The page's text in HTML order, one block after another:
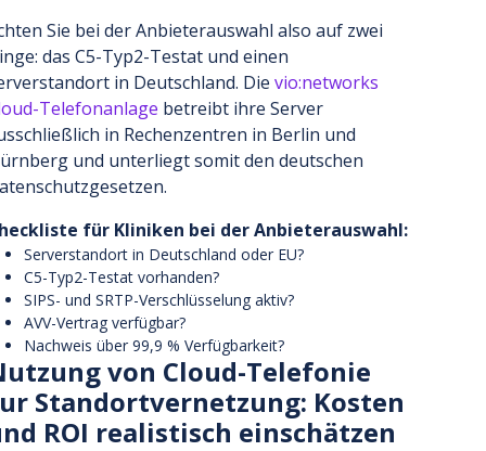
Sie bei der Anbieterauswahl also auf zwei
das C5-Typ2-Testat und einen
in Deutschland. Die vio:networks
Telefonanlage betreibt ihre Server
in Rechenzentren in Berlin und
und unterliegt somit den deutschen
für Kliniken bei der Anbieterauswahl:
Serverstandort in Deutschland oder EU?
C5-Typ2-Testat vorhanden?
SIPS- und SRTP-Verschlüsselung aktiv?
AVV-Vertrag verfügbar?
Nachweis über 99,9 % Verfügbarkeit?
von Cloud-Telefonie
Standortvernetzung: Kosten
ROI realistisch einschätzen